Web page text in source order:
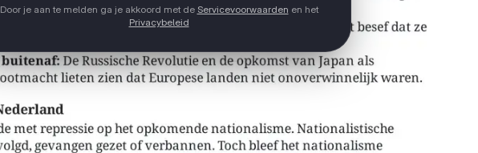
Door je aan te melden ga je akkoord met de Servicevoorwaarden en het
Privacybeleid